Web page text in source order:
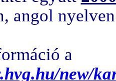
angol
a
new/